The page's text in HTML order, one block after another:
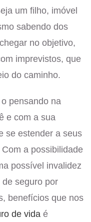
um filho, imóvel
sabendo dos
no objetivo,
imprevistos, que
do caminho.
pensando na
e com a sua
se estender a seus
a possibilidade
possível invalidez
seguro por
benefícios que nos
de vida é